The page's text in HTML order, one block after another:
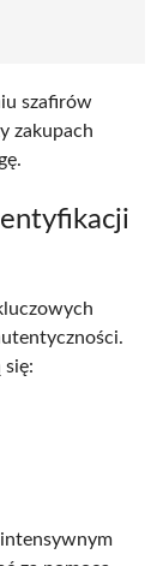
szafirów
zakupach
intensywnym